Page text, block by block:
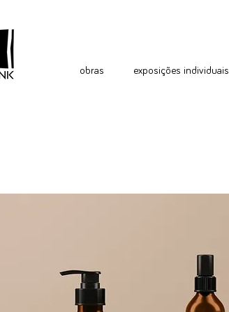
obras exposições individuais